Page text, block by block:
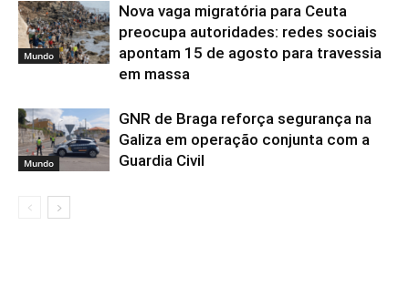
Mundo
Nova vaga migratória para Ceuta
preocupa autoridades: redes sociais
apontam 15 de agosto para travessia
em massa
Mundo
GNR de Braga reforça segurança na
Galiza em operação conjunta com a
Guardia Civil